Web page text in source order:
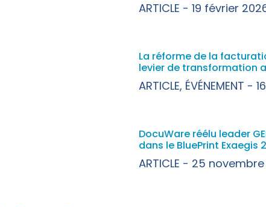
ARTICLE 19 février
La réforme de la
levier de transformation
ARTICLE, ÉVÉNEMENT
DocuWare réélu leader
dans le BluePrint Exaegis
ARTICLE 25